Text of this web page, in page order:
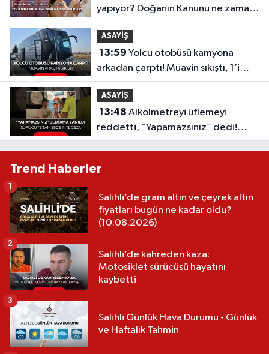
yapıyor? Doğanın Kanunu ne zaman
final yapacak? Final tarihi belli oldu
ASAYİŞ
13:59
arkadan çarptı! Muavin sıkıştı, 1’i
ağır 8 kişi yaralandı
ASAYİŞ
13:48
reddetti, “Yapamazsınız” dedi!
Ceza 350 bin TL oldu
Trend Haberler
Salihli’de gram altın ve çeyrek altın
fiyatları bugün ne kadar oldu?
(10.08.2026)
1
Salihli’de kahreden kaza:
Motosiklet sürücüsü hayatını
kaybetti
2
Salihli Günlük Hava Durumu - Günlük
ve Haftalık Tahmin
3